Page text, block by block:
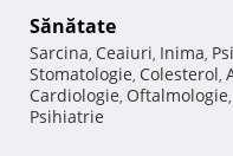
Sănătate
Sarcina, Ceaiuri, Inima,
Stomatologie, Colesterol,
Cardiologie, Oftalmologie,
Psihiatrie